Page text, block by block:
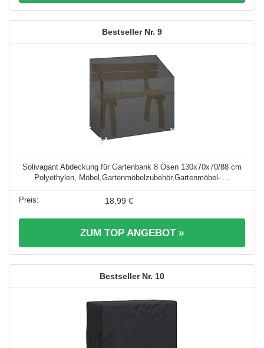
9
Solivagant Abdeckung für Gartenbank 8 Ösen 130x70x70/88 cm
Polyethylen, Möbel,Gartenmöbelzubehör,Gartenmöbel- ...
18,99 €
ZUM TOP ANGEBOT »
10